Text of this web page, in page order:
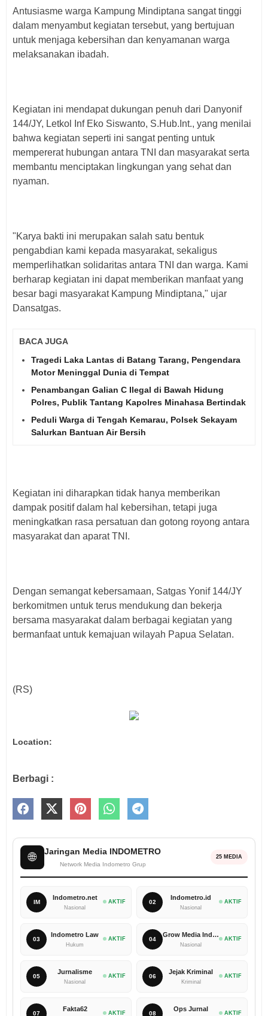
Antusiasme warga Kampung Mindiptana sangat tinggi
dalam menyambut kegiatan tersebut, yang bertujuan
untuk menjaga kebersihan dan kenyamanan warga
melaksanakan ibadah.
Kegiatan ini mendapat dukungan penuh dari Danyonif
144/JY, Letkol Inf Eko Siswanto, S.Hub.Int., yang menilai
bahwa kegiatan seperti ini sangat penting untuk
mempererat hubungan antara TNI dan masyarakat serta
membantu menciptakan lingkungan yang sehat dan
nyaman.
"Karya bakti ini merupakan salah satu bentuk
pengabdian kami kepada masyarakat, sekaligus
memperlihatkan solidaritas antara TNI dan warga. Kami
berharap kegiatan ini dapat memberikan manfaat yang
besar bagi masyarakat Kampung Mindiptana," ujar
Dansatgas.
BACA JUGA
Tragedi Laka Lantas di Batang Tarang, Pengendara
Motor Meninggal Dunia di Tempat
Penambangan Galian C Ilegal di Bawah Hidung
Polres, Publik Tantang Kapolres Minahasa Bertindak
Peduli Warga di Tengah Kemarau, Polsek Sekayam
Salurkan Bantuan Air Bersih
Kegiatan ini diharapkan tidak hanya memberikan
dampak positif dalam hal kebersihan, tetapi juga
meningkatkan rasa persatuan dan gotong royong antara
masyarakat dan aparat TNI.
Dengan semangat kebersamaan, Satgas Yonif 144/JY
berkomitmen untuk terus mendukung dan bekerja
bersama masyarakat dalam berbagai kegiatan yang
bermanfaat untuk kemajuan wilayah Papua Selatan.
(RS)
Location:
Berbagi :
🌐 Jaringan Media INDOMETRO
Network Media Indometro Grup
25 MEDIA
IM
Indometro.net
Nasional
AKTIF 02
Indometro.id
Nasional
AKTIF
03
Indometro Law
Hukum
AKTIF 04
Grow Media Indonesia
Nasional
AKTIF
05
Jurnalisme
Nasional
AKTIF 06
Jejak Kriminal
Kriminal
AKTIF
07
Fakta62
AKTIF 08
Ops Jurnal
AKTIF